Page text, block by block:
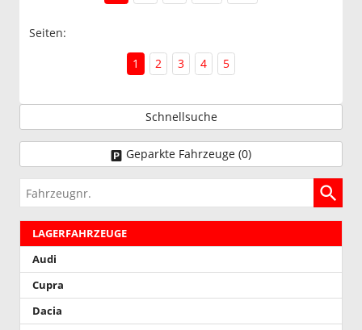
Seiten:
1
2 3 4 5
Schnellsuche
Geparkte Fahrzeuge (0)
Fahrzeugnr.
LAGERFAHRZEUGE
Audi
Cupra
Dacia